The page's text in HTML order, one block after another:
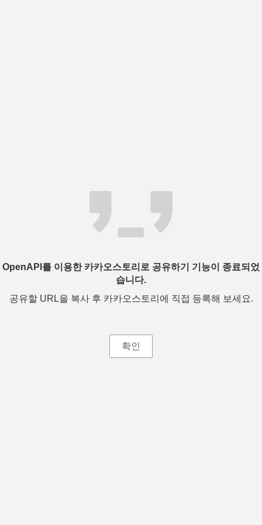
OpenAPI를 이용한 카카오스토리로 공유하기 기능이 종료되었
습니다.
공유할 URL을 복사 후 카카오스토리에 직접 등록해 보세요.
확인